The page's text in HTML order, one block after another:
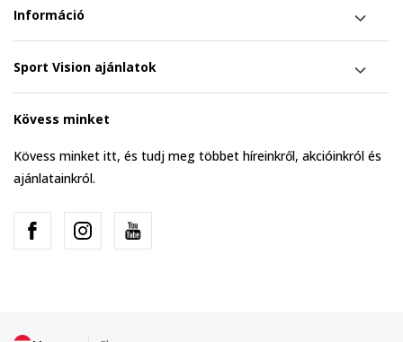
Információ
Sport Vision ajánlatok
Kövess minket
Kövess minket itt, és tudj meg többet híreinkről, akcióinkról és
ajánlatainkról.